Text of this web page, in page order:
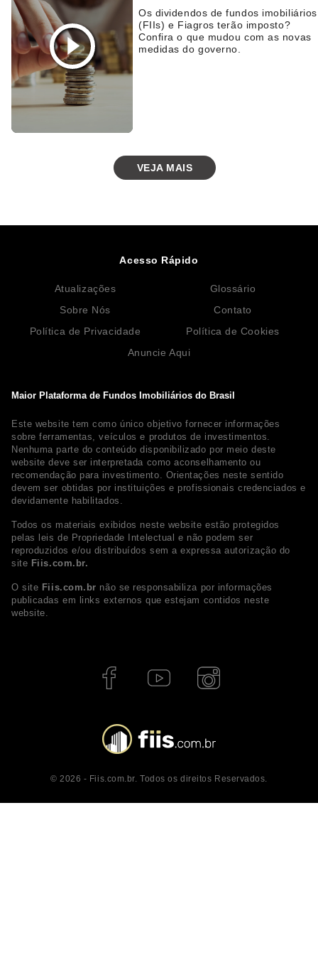
Os dividendos de fundos imobiliários
(FIIs) e Fiagros terão imposto?
Confira o que mudou com as novas
medidas do governo.
VEJA MAIS
Maior Plataforma de Fundos Imobiliários do Brasil
Este website tem como único objetivo fornecer informações
sobre ferramentas, veículos e produtos de investimentos.
Nenhuma parte do conteúdo disponibilizado por meio deste
website deve ser interpretada como aconselhamento ou
recomendação para investimento. Orientações neste sentido
devem ser obtidas por instituições e profissionais credenciados e
devidamente habilitados.
Todos os materiais exibidos neste website estão protegidos
pelas leis de Propriedade Intelectual e não podem ser
reproduzidos e/ou distribuídos sem a expressa autorização do
site Fiis.com.br.
O site Fiis.com.br não se responsabiliza por informações
publicadas em links externos que estejam contidos neste
website.
Acesso Rápido
Atualizações
Glossário
Sobre Nós
Contato
Política de Privacidade
Política de Cookies
Anuncie Aqui
© 2026 - Fiis.com.br. Todos os direitos Reservados.